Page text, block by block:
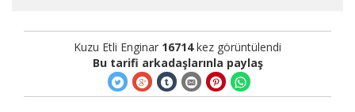
Kuzu Etli Enginar 16714kez görüntülendi
Bu tarifi arkadaşlarınla paylaş